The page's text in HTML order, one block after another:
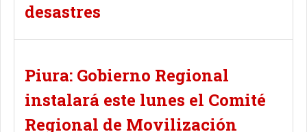
desastres
Piura: Gobierno Regional
instalará este lunes el Comité
Regional de Movilización